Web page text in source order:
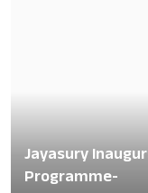
Jayasury
Programme-